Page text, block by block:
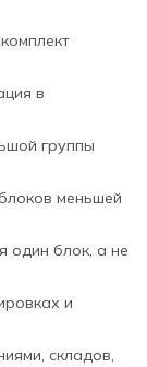
в
группы
меньшей
один блок, а не
и
складов,